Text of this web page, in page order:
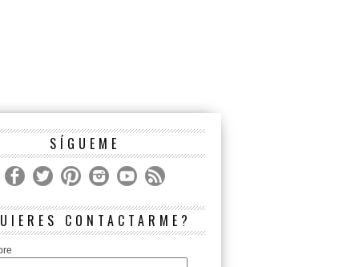
SÍGUEME
CONTACTARME?